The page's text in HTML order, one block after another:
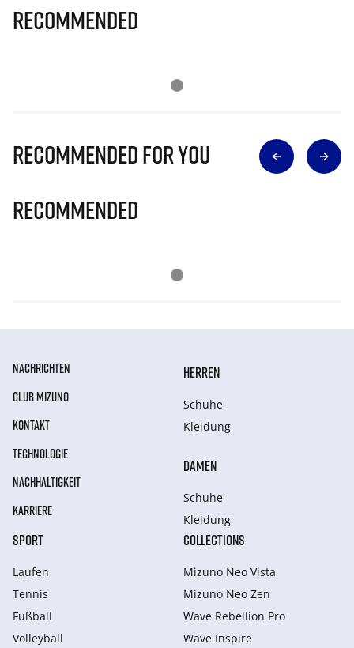
Recommended
Recommended for you
Recommended
NACHRICHTEN
CLUB MIZUNO
KONTAKT
TECHNOLOGIE
NACHHALTIGKEIT
KARRIERE
HERREN
Schuhe
Kleidung
DAMEN
Schuhe
Kleidung
SPORT
Laufen
Tennis
Fußball
Volleyball
COLLECTIONS
Mizuno Neo Vista
Mizuno Neo Zen
Wave Rebellion Pro
Wave Inspire